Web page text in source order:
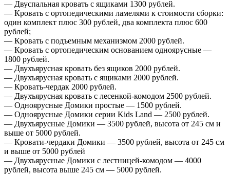
— Двуспальная кровать с ящиками 1300 рублей.
— Кровать с ортопедическими ламелями к стоимости сборки:
один комплект плюс 300 рублей, два комплекта плюс 600
рублей;
— Кровать с подъемным механизмом 2000 рублей.
— Кровать с ортопедическим основанием одноярусные —
1800 рублей.
— Двухъярусная кровать без ящиков 2000 рублей.
— Двухъярусная кровать с ящиками 2000 рублей.
— Кровать-чердак 2000 рублей.
— Двухъярусная кровать с лесенкой-комодом 2500 рублей.
— Одноярусные Домики простые — 1500 рублей.
— Одноярусные Домики серии Kids Land — 2500 рублей.
— Двухъярусные Домики — 3500 рублей, высота от 245 см и
выше от 5000 рублей.
— Кровати-чердаки Домики — 3500 рублей, высота от 245 см
и выше от 5000 рублей
— Двухъярусные Домики с лестницей-комодом — 4000
рублей, высота выше 245 см — 5000 рублей.